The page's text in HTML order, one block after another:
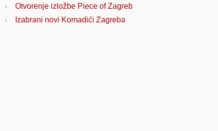
Otvorenje izložbe Piece of Zagreb
Izabrani novi Komadići Zagreba